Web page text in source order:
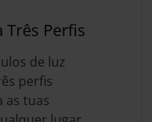
Perfis
de luz
perfis
as tuas